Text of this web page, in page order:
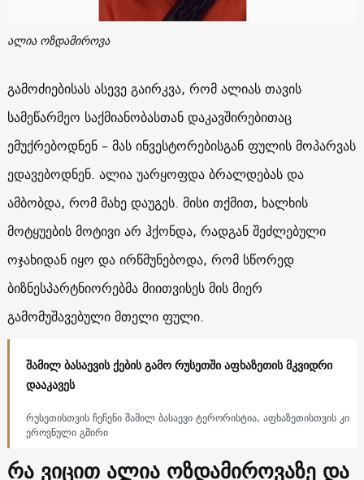
ალია ოზდამიროვა
გამოძიებისას ასევე გაირკვა, რომ ალიას თავის
სამეწარმეო საქმიანობასთან დაკავშირებითაც
ემუქრებოდნენ – მას ინვესტორებისგან ფულის მოპარვას
ედავებოდნენ. ალია უარყოფდა ბრალდებას და
ამბობდა, რომ მახე დაუგეს. მისი თქმით, ხალხის
მოტყუების მოტივი არ ჰქონდა, რადგან შეძლებული
ოჯახიდან იყო და ირწმუნებოდა, რომ სწორედ
ბიზნესპარტნიორებმა მიითვისეს მის მიერ
გამომუშავებული მთელი ფული.
შამილ ბასაევის ქების გამო რუსეთში აფხაზეთის მკვიდრი
დააკავეს
რუსეთისთვის ჩეჩენი შამილ ბასაევი ტერორისტია, აფხაზეთისთვის კი
ეროვნული გმირი
რა ვიცით ალია ოზდამიროვაზე და